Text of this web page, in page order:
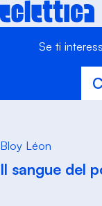
Skip
to
Se ti
Bloy Léon
Il sangue del